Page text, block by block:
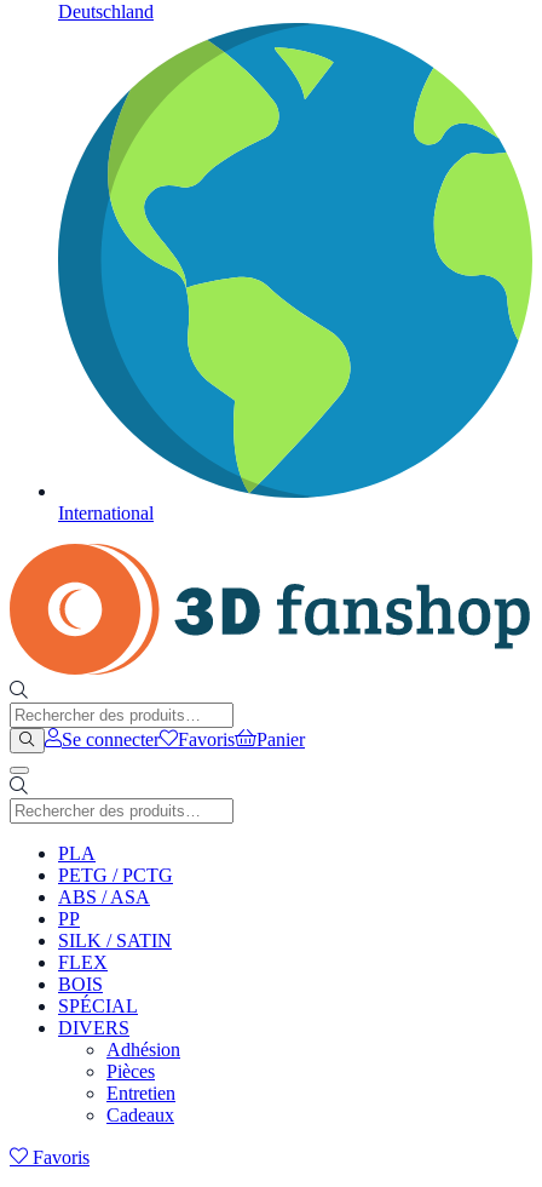
Deutschland
International
Se connecter Favoris Panier
PLA
PETG / PCTG
ABS / ASA
PP
SILK / SATIN
FLEX
BOIS
SPÉCIAL
DIVERS
Adhésion
Pièces
Entretien
Cadeaux
Favoris